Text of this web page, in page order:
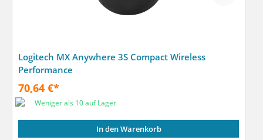
Logitech MX Anywhere 3S Compact Wireless
Performance
70,64 €*
Weniger als 10 auf Lager
In den Warenkorb